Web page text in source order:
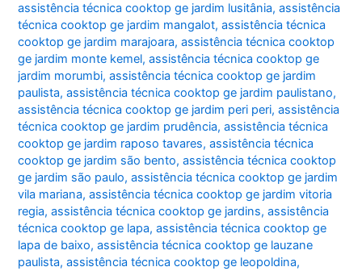
assistência técnica cooktop ge jardim lusitânia,assistência
técnica cooktop ge jardim mangalot,assistência técnica
cooktop ge jardim marajoara,assistência técnica cooktop
ge jardim monte kemel,assistência técnica cooktop ge
jardim morumbi,assistência técnica cooktop ge jardim
paulista,assistência técnica cooktop ge jardim paulistano,
assistência técnica cooktop ge jardim peri peri,assistência
técnica cooktop ge jardim prudência,assistência técnica
cooktop ge jardim raposo tavares,assistência técnica
cooktop ge jardim são bento,assistência técnica cooktop
ge jardim são paulo,assistência técnica cooktop ge jardim
vila mariana,assistência técnica cooktop ge jardim vitoria
regia,assistência técnica cooktop ge jardins,assistência
técnica cooktop ge lapa,assistência técnica cooktop ge
lapa de baixo,assistência técnica cooktop ge lauzane
paulista,assistência técnica cooktop ge leopoldina,